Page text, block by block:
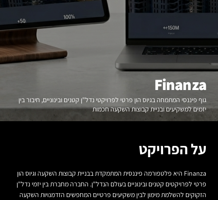
Finanza
גוף פיננסי המתמחה בגיוס הון פרטי לפרויקטי נדל"ן קטנים ובינוניים, חיבור בין
יזמים למשקיעים ובניית קבוצות השקעה חכמות
על הפרויקט
Finanza היא פלטפורמה פיננסית המתמקדת בבניית קבוצות השקעה וגיוס הון
פרטי לפרויקטים קטנים ובינוניים בעולם הנדל"ן. החברה מחברת בין יזמי נדל"ן
הזקוקים להשלמת מימון לבין משקיעים פרטיים המחפשים הזדמנויות השקעה